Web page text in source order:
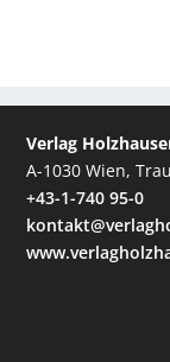
Verlag
A-1030 Wien,
+43-1-740 95-0